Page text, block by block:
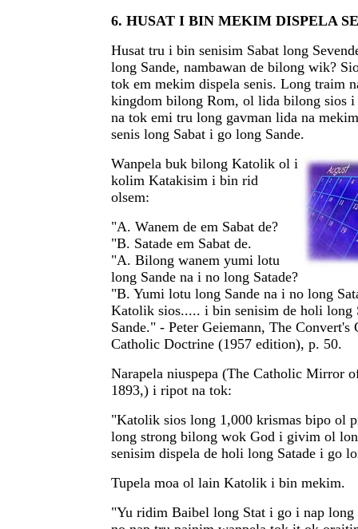
6. HUSAT I BIN MEKIM DISPELA
Husat tru i bin senisim Sabat long
long Sande, nambawan de bilong wik?
tok em mekim dispela senis. Long traim
kingdom bilong Rom, ol lida bilong sios
na tok emi tru long gavman lida na
senis long Sabat i go long Sande.
Wanpela buk bilong Katolik ol i
kolim Katakisim i bin rid
olsem:
"A. Wanem de em Sabat de?
"B. Satade em Sabat de.
"A. Bilong wanem yumi lotu
long Sande na i no long Satade?
"B. Yumi lotu long Sande na i no long
Katolik sios..... i bin senisim de holi long
Sande." - Peter Geiemann, The Convert's
Catholic Doctrine (1957 edition), p. 50.
Narapela niuspepa (The Catholic Mirror
1893,) i ripot na tok:
"Katolik sios long 1,000 krismas bipo ol
long strong bilong wok God i givim ol
senisim dispela de holi long Satade i go
Tupela moa ol lain Katolik i bin mekim.
"Yu ridim Baibel long Stat i go i nap long